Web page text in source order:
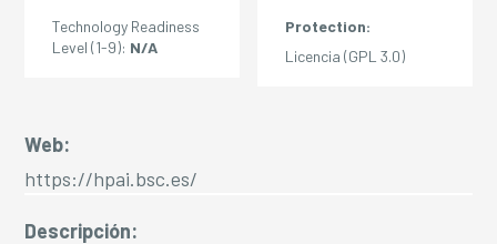
Web:
https://hpai.bsc.es/
Descripción:
Technology Readiness
Level (1-9): N/A
Protection:
Licencia (GPL 3.0)